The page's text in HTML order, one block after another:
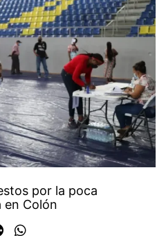
por la poca
en Colón